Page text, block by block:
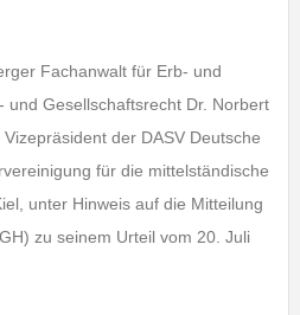
Fachanwalt für Erb- und
und Gesellschaftsrecht Dr. Norbert
der DASV Deutsche
für die mittelständische
unter Hinweis auf die Mitteilung
zu seinem Urteil vom 20. Juli